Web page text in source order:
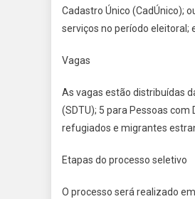
Cadastro Único (CadÚnico);
serviços no período eleitoral;
Vagas
As vagas estão distribuídas
(SDTU); 5 para Pessoas com
refugiados e migrantes
Etapas do processo seletivo
O processo será realizado